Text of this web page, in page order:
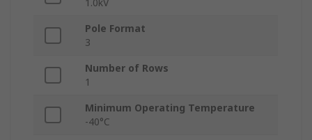
1.0kV
Pole Format
3
Number of Rows
1
Minimum Operating Temperature
-40°C